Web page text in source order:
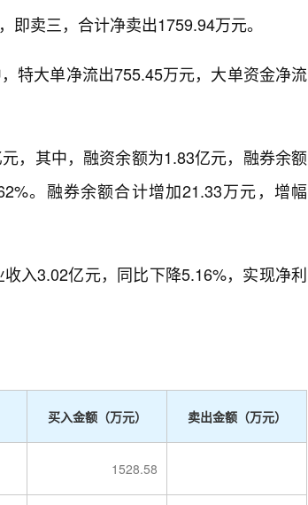
卖三，合计净卖出1759.94万元。
特大单净流出755.45万元，大单资金净流
，其中，融资余额为1.83亿元，融券余额
。融券余额合计增加21.33万元，增幅
入3.02亿元，同比下降5.16%，实现净利
买入金额（万元） 卖出金额（万元）
1528.58